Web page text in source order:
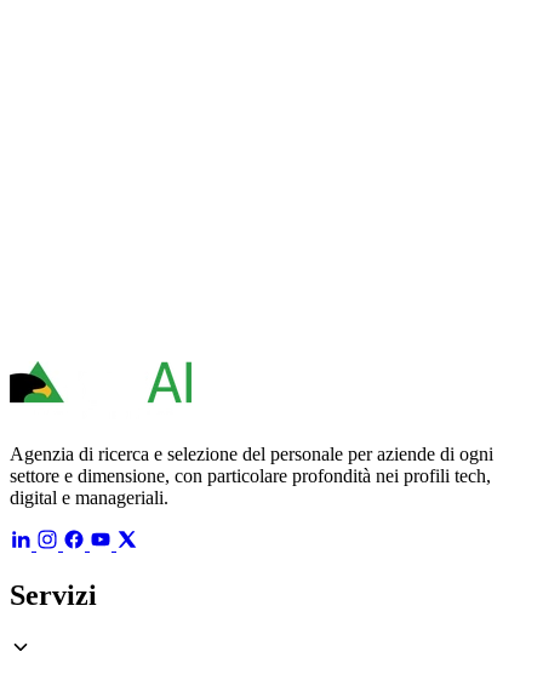
Agenzia di ricerca e selezione del personale per aziende di ogni
settore e dimensione, con particolare profondità nei profili tech,
digital e manageriali.
Servizi